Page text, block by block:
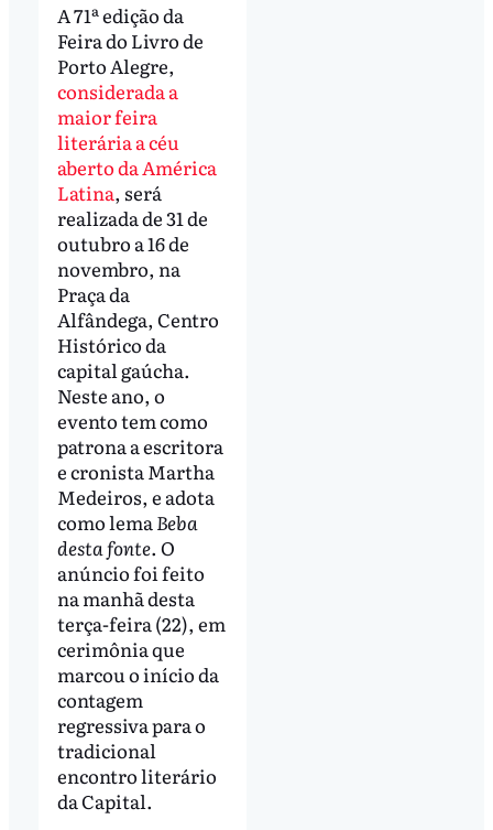
A 71ª edição da
Feira do Livro de
Porto Alegre,
considerada a
maior feira
literária a céu
aberto da América
Latina, será
realizada de 31 de
outubro a 16 de
novembro, na
Praça da
Alfândega, Centro
Histórico da
capital gaúcha.
Neste ano, o
evento tem como
patrona a escritora
e cronista Martha
Medeiros, e adota
como lemaBeba
desta fonte. O
anúncio foi feito
na manhã desta
terça-feira (22), em
cerimônia que
marcou o início da
contagem
regressiva para o
tradicional
encontro literário
da Capital.